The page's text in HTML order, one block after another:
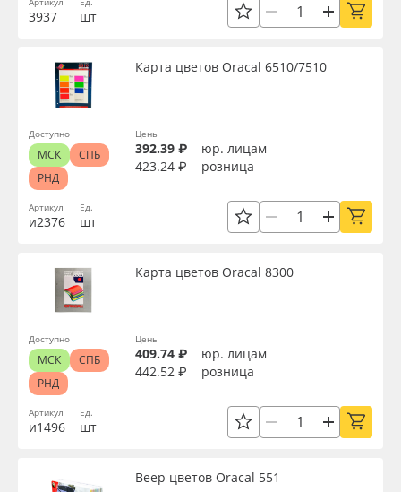
3937 шт
Артикул
и2376
Карта цветов Oracal 6510/7510
Ед.
шт
Цены
392.39 ₽
юр. лицам
423.24 ₽
розница
Доступно
МСК
СПБ
РНД
Артикул
и1496
Карта цветов Oracal 8300
Ед.
шт
Цены
409.74 ₽
юр. лицам
442.52 ₽
розница
Доступно
МСК
СПБ
РНД
Веер цветов Oracal 551